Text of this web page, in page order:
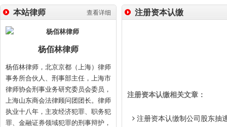
查看详细
本站律师
杨佰林律师
杨佰林律师，北京京都（上海）律师
事务所合伙人、刑事部主任，上海市
律师协会刑事业务研究委员会委员，
上海山东商会法律顾问团团长。律师
执业十八年，主攻经济犯罪、职务犯
罪、金融证券领域犯罪的刑事辩护，
注册资本认缴
注册资本认缴相关文章：
注册资本认缴制公司股东抽